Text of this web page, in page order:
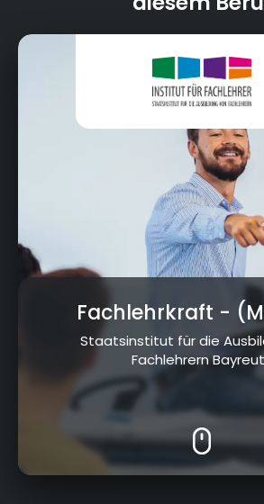
Fachlehrkraft -
Staatsinstitut für die
Fachlehrern